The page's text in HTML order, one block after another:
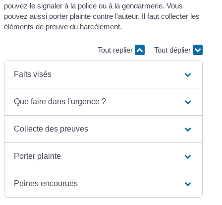
pouvez le signaler à la police ou à la gendarmerie. Vous
pouvez aussi porter plainte contre l'auteur. Il faut collecter les
éléments de preuve du harcèlement.
Tout replier Tout déplier
Faits visés
Que faire dans l'urgence ?
Collecte des preuves
Porter plainte
Peines encourues